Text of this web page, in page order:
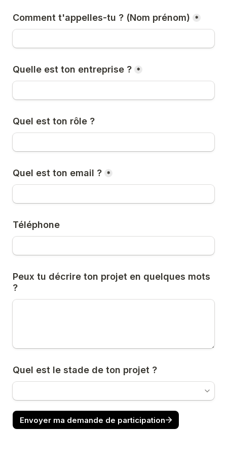
Comment t'appelles-tu ? (Nom prénom) *
Quelle est ton entreprise ? *
Quel est ton rôle ?
Quel est ton email ? *
Téléphone
Peux tu décrire ton projet en quelques mots
?
Quel est le stade de ton projet ?
Envoyer ma demande de participation